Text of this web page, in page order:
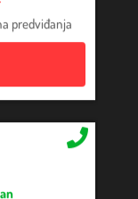
predviđanja